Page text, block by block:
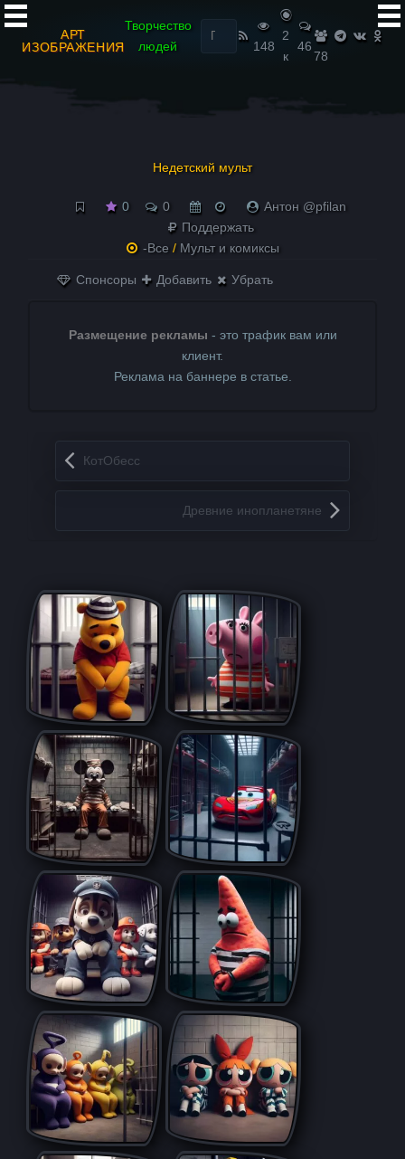
АРТ
ИЗОБРАЖЕНИЯ
Творчество
людей
Найти:
148
2
к
46
78
Недетский мульт
0 0
Антон @pfilan
Поддержать
-Все / Мульт и комиксы
Спонсоры Добавить Убрать
Размещение рекламы - это трафик вам или
клиент.
Реклама на баннере в статье.
Запись навигация
КотОбесс
Древние инопланетяне